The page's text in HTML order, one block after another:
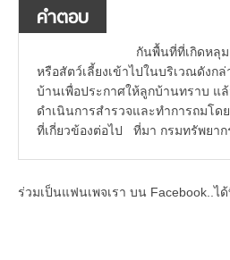
คำตอบ
กันพื้นที่ที่เกิดหลุมยุบอ
หรือสัตว์เลี้ยงเข้าไปในบริเวณดังก
บ้านเพื่อประกาศให้ลูกบ้านทราบ แล้
ดำเนินการสำรวจและทำการถมโ
ที่เกี่ยวข้องต่อไป ที่มา กรมทรัพยา
ร่วมเป็นแฟนเพจเรา บน Facebook..ไ